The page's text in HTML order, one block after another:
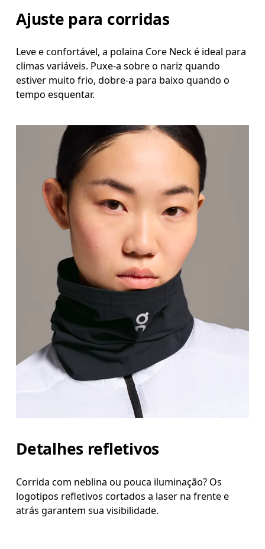
Ajuste para corridas
Leve e confortável, a polaina Core Neck é ideal para
climas variáveis. Puxe-a sobre o nariz quando
estiver muito frio, dobre-a para baixo quando o
tempo esquentar.
Detalhes refletivos
Corrida com neblina ou pouca iluminação? Os
logotipos refletivos cortados a laser na frente e
atrás garantem sua visibilidade.